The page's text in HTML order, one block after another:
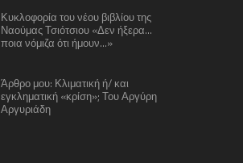
Κυκλοφορία του νέου βιβλίου της
Ναούμας Τσιότσιου «Δεν ήξερα…
ποια νόμιζα ότι ήμουν…»
Άρθρο μου: Κλιματική ή/ και
εγκληματική «κρίση»; Του Αργύρη
Αργυριάδη